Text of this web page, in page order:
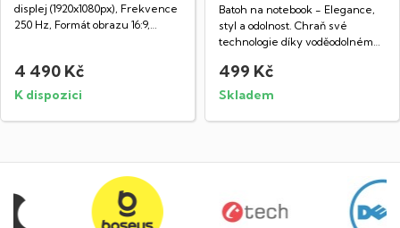
displej (1920x1080px), Frekvence
250 Hz, Formát obrazu 16:9,
4 490 Kč
K dispozici
Batoh na notebook - Elegance,
styl a odolnost. Chraň své
technologie díky voděodolnému
499 Kč
Skladem